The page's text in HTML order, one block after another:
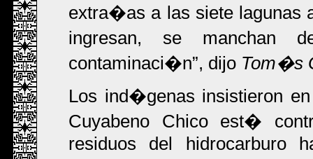
extra�as a las siete lagunas
ingresan, se manchan
contaminaci�n , dijo Tom�s
Los ind�genas insistieron
Cuyabeno Chico est�
residuos del hidrocarburo